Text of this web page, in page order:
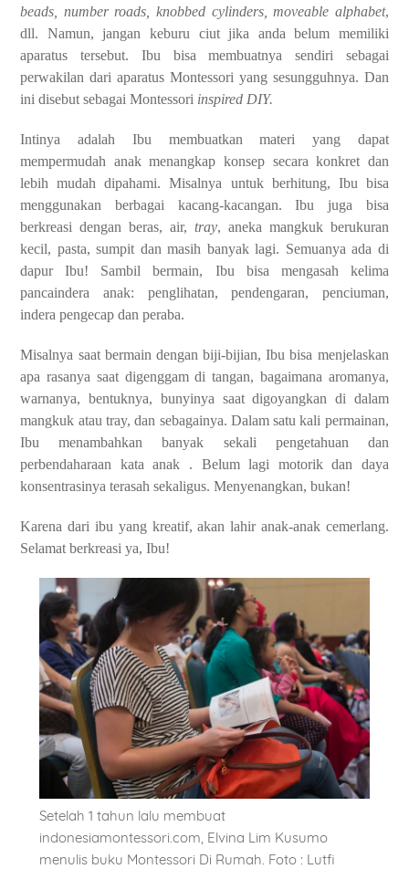
beads, number roads, knobbed cylinders, moveable alphabet,
dll. Namun, jangan keburu ciut jika anda belum memiliki
aparatus tersebut. Ibu bisa membuatnya sendiri sebagai
perwakilan dari aparatus Montessori yang sesungguhnya. Dan
ini disebut sebagai Montessori inspired DIY.
Intinya adalah Ibu membuatkan materi yang dapat
mempermudah anak menangkap konsep secara konkret dan
lebih mudah dipahami. Misalnya untuk berhitung, Ibu bisa
menggunakan berbagai kacang-kacangan. Ibu juga bisa
berkreasi dengan beras, air, tray, aneka mangkuk berukuran
kecil, pasta, sumpit dan masih banyak lagi. Semuanya ada di
dapur Ibu! Sambil bermain, Ibu bisa mengasah kelima
pancaindera anak: penglihatan, pendengaran, penciuman,
indera pengecap dan peraba.
Misalnya saat bermain dengan biji-bijian, Ibu bisa menjelaskan
apa rasanya saat digenggam di tangan, bagaimana aromanya,
warnanya, bentuknya, bunyinya saat digoyangkan di dalam
mangkuk atau tray, dan sebagainya. Dalam satu kali permainan,
Ibu menambahkan banyak sekali pengetahuan dan
perbendaharaan kata anak . Belum lagi motorik dan daya
konsentrasinya terasah sekaligus. Menyenangkan, bukan!
Karena dari ibu yang kreatif, akan lahir anak-anak cemerlang.
Selamat berkreasi ya, Ibu!
Setelah 1 tahun lalu membuat
indonesiamontessori.com, Elvina Lim Kusumo
menulis buku Montessori Di Rumah. Foto : Lutfi